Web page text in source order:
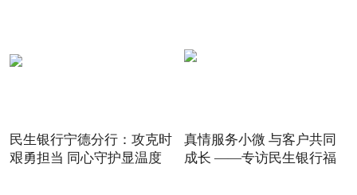
民生银行宁德分行：攻克时
艰勇担当 同心守护显温度
真情服务小微 与客户共同
成长 ——专访民生银行福